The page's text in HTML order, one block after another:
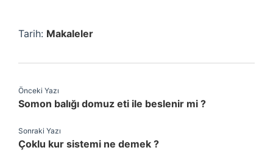
Tarih: Makaleler
Önceki Yazı
Somon balığı domuz eti ile beslenir mi ?
Sonraki Yazı
Çoklu kur sistemi ne demek ?